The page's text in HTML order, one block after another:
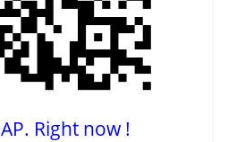
Right now !